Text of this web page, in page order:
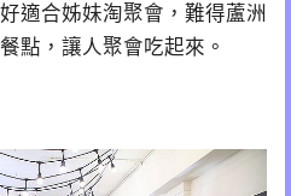
適合姊妹淘聚會，難得蘆洲
點，讓人聚會吃起來。